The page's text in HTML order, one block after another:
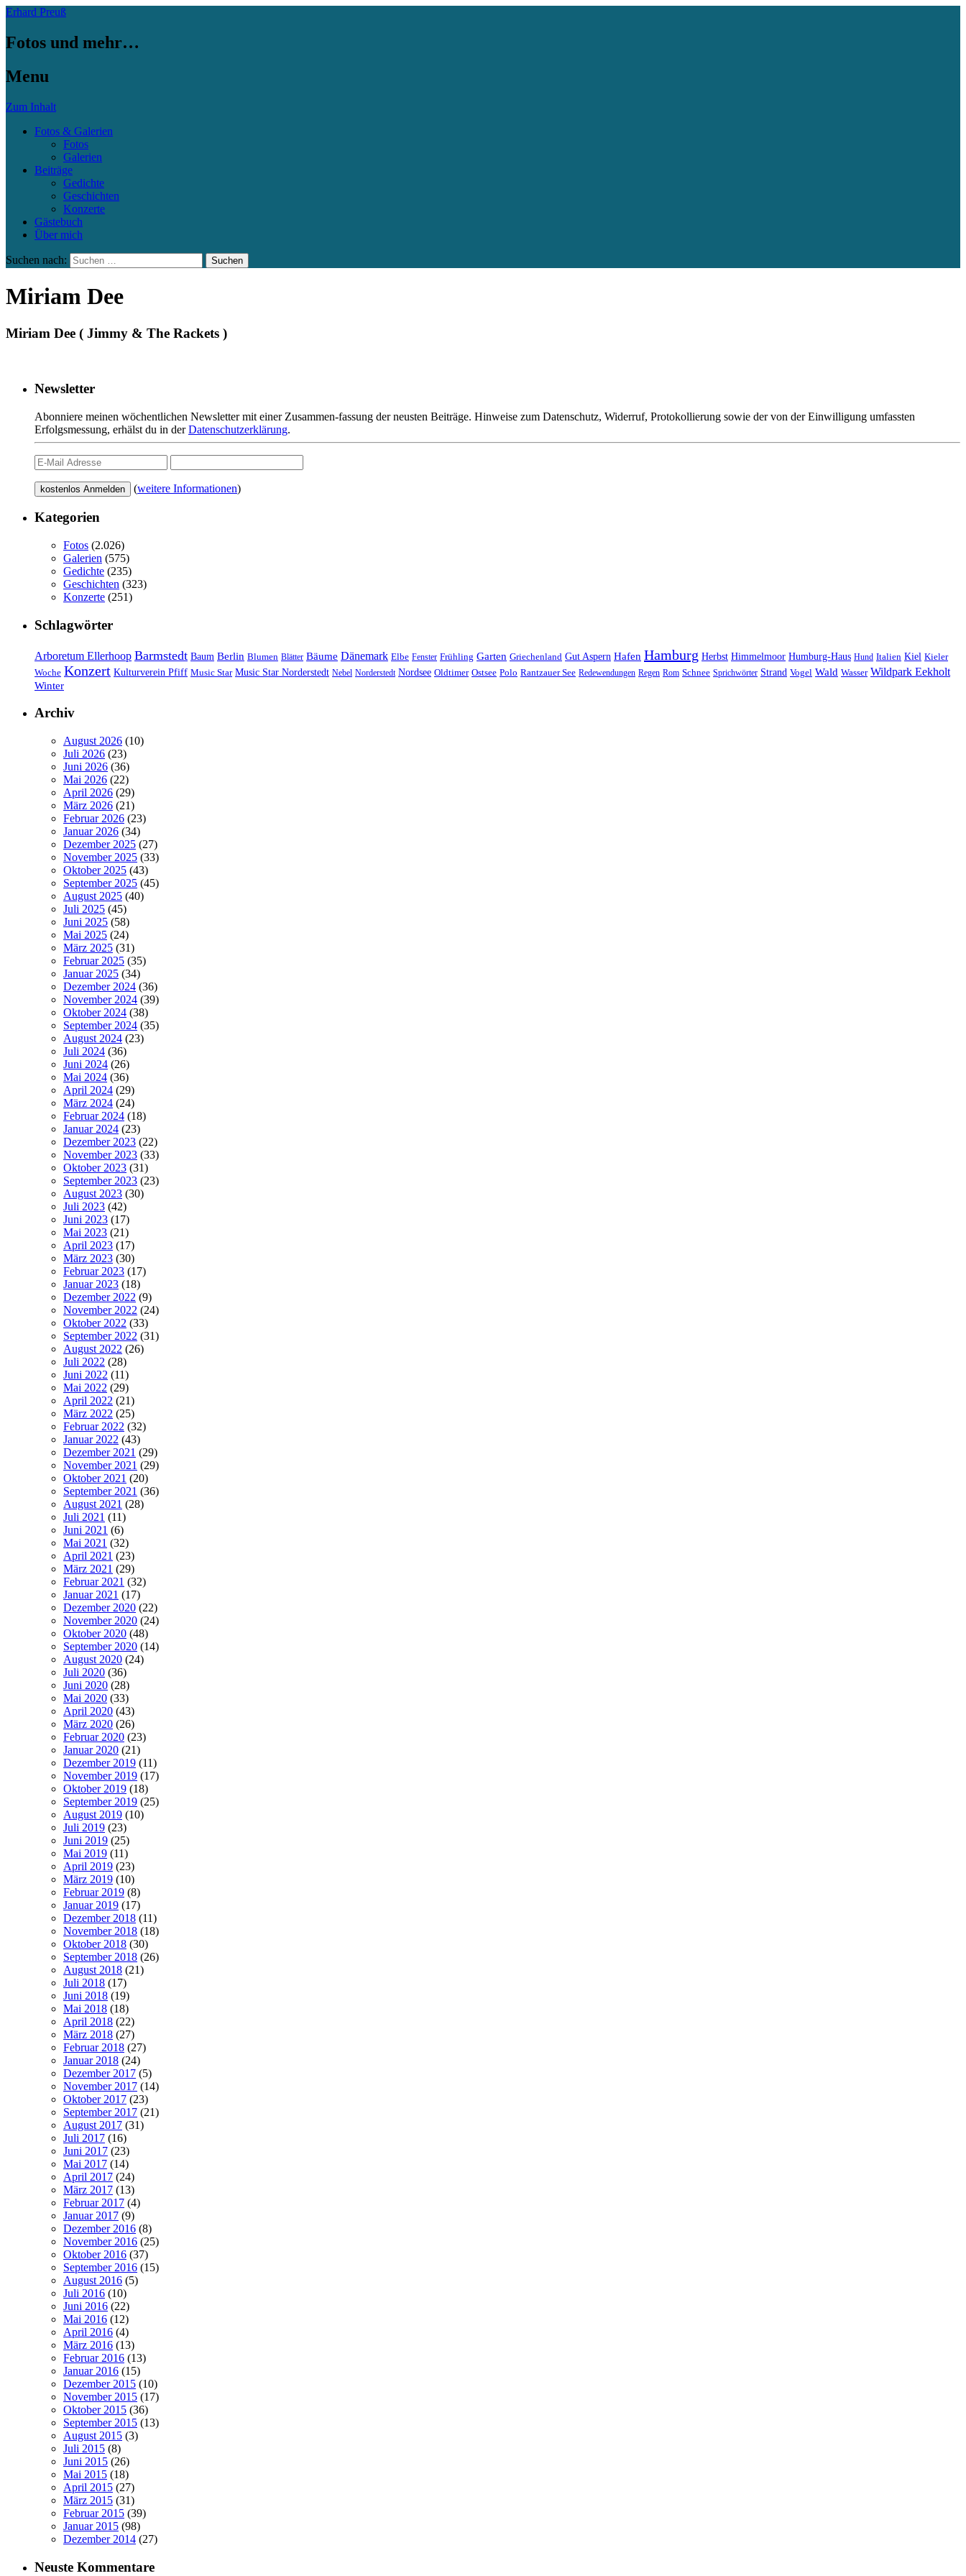
Erhard Preuß
Fotos und mehr…
Menu
Zum Inhalt
Fotos & Galerien
Fotos
Galerien
Beiträge
Gedichte
Geschichten
Konzerte
Gästebuch
Über mich
Suchen nach:
Miriam Dee
Miriam Dee ( Jimmy & The Rackets )
Newsletter
Abonniere meinen wöchentlichen Newsletter mit einer Zusammen-fassung der neusten Beiträge. Hinweise zum Datenschutz, Widerruf, Protokollierung sowie der von der Einwilligung umfassten
Erfolgsmessung, erhälst du in derDatenschutzerklärung.
(weitere Informationen)
Kategorien
Fotos (2.026)
Galerien (575)
Gedichte (235)
Geschichten (323)
Konzerte (251)
Schlagwörter
Arboretum Ellerhoop Barmstedt Baum Berlin Blumen Blätter Bäume Dänemark Elbe Fenster Frühling Garten Griechenland Gut Aspern Hafen Hamburg Herbst Himmelmoor Humburg-Haus Hund Italien Kiel Kieler
Woche Konzert Kulturverein Pfiff Music Star Music Star Norderstedt Nebel Norderstedt Nordsee Oldtimer Ostsee Polo Rantzauer See Redewendungen Regen Rom Schnee Sprichwörter Strand Vogel Wald Wasser Wildpark Eekholt
Winter
Archiv
August 2026 (10)
Juli 2026 (23)
Juni 2026 (36)
Mai 2026 (22)
April 2026 (29)
März 2026 (21)
Februar 2026 (23)
Januar 2026 (34)
Dezember 2025 (27)
November 2025 (33)
Oktober 2025 (43)
September 2025 (45)
August 2025 (40)
Juli 2025 (45)
Juni 2025 (58)
Mai 2025 (24)
März 2025 (31)
Februar 2025 (35)
Januar 2025 (34)
Dezember 2024 (36)
November 2024 (39)
Oktober 2024 (38)
September 2024 (35)
August 2024 (23)
Juli 2024 (36)
Juni 2024 (26)
Mai 2024 (36)
April 2024 (29)
März 2024 (24)
Februar 2024 (18)
Januar 2024 (23)
Dezember 2023 (22)
November 2023 (33)
Oktober 2023 (31)
September 2023 (23)
August 2023 (30)
Juli 2023 (42)
Juni 2023 (17)
Mai 2023 (21)
April 2023 (17)
März 2023 (30)
Februar 2023 (17)
Januar 2023 (18)
Dezember 2022 (9)
November 2022 (24)
Oktober 2022 (33)
September 2022 (31)
August 2022 (26)
Juli 2022 (28)
Juni 2022 (11)
Mai 2022 (29)
April 2022 (21)
März 2022 (25)
Februar 2022 (32)
Januar 2022 (43)
Dezember 2021 (29)
November 2021 (29)
Oktober 2021 (20)
September 2021 (36)
August 2021 (28)
Juli 2021 (11)
Juni 2021 (6)
Mai 2021 (32)
April 2021 (23)
März 2021 (29)
Februar 2021 (32)
Januar 2021 (17)
Dezember 2020 (22)
November 2020 (24)
Oktober 2020 (48)
September 2020 (14)
August 2020 (24)
Juli 2020 (36)
Juni 2020 (28)
Mai 2020 (33)
April 2020 (43)
März 2020 (26)
Februar 2020 (23)
Januar 2020 (21)
Dezember 2019 (11)
November 2019 (17)
Oktober 2019 (18)
September 2019 (25)
August 2019 (10)
Juli 2019 (23)
Juni 2019 (25)
Mai 2019 (11)
April 2019 (23)
März 2019 (10)
Februar 2019 (8)
Januar 2019 (17)
Dezember 2018 (11)
November 2018 (18)
Oktober 2018 (30)
September 2018 (26)
August 2018 (21)
Juli 2018 (17)
Juni 2018 (19)
Mai 2018 (18)
April 2018 (22)
März 2018 (27)
Februar 2018 (27)
Januar 2018 (24)
Dezember 2017 (5)
November 2017 (14)
Oktober 2017 (23)
September 2017 (21)
August 2017 (31)
Juli 2017 (16)
Juni 2017 (23)
Mai 2017 (14)
April 2017 (24)
März 2017 (13)
Februar 2017 (4)
Januar 2017 (9)
Dezember 2016 (8)
November 2016 (25)
Oktober 2016 (37)
September 2016 (15)
August 2016 (5)
Juli 2016 (10)
Juni 2016 (22)
Mai 2016 (12)
April 2016 (4)
März 2016 (13)
Februar 2016 (13)
Januar 2016 (15)
Dezember 2015 (10)
November 2015 (17)
Oktober 2015 (36)
September 2015 (13)
August 2015 (3)
Juli 2015 (8)
Juni 2015 (26)
Mai 2015 (18)
April 2015 (27)
März 2015 (31)
Februar 2015 (39)
Januar 2015 (98)
Dezember 2014 (27)
Neuste Kommentare